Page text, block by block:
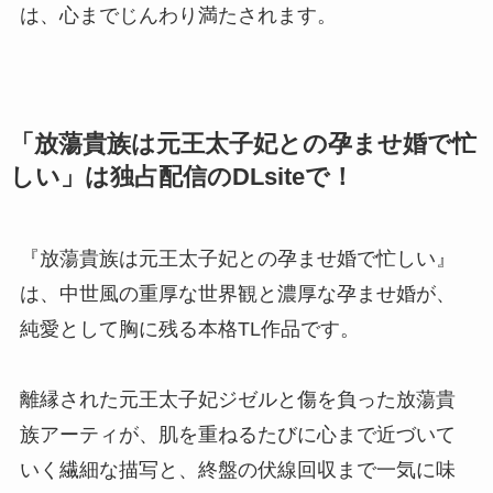
は、心までじんわり満たされます。
「放蕩貴族は元王太子妃との孕ませ婚で忙
しい」は独占配信のDLsiteで！
『放蕩貴族は元王太子妃との孕ませ婚で忙しい』
は、中世風の重厚な世界観と濃厚な孕ませ婚が、
純愛として胸に残る本格TL作品です。
離縁された元王太子妃ジゼルと傷を負った放蕩貴
族アーティが、肌を重ねるたびに心まで近づいて
いく繊細な描写と、終盤の伏線回収まで一気に味